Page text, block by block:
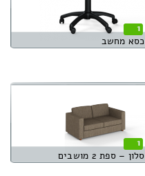
1
כסא מחשב
1
סלון – ספת 2 מושבים